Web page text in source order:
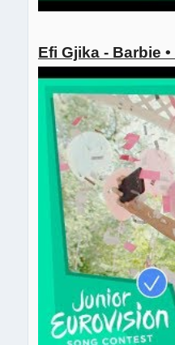
Efi Gjika - Barbie